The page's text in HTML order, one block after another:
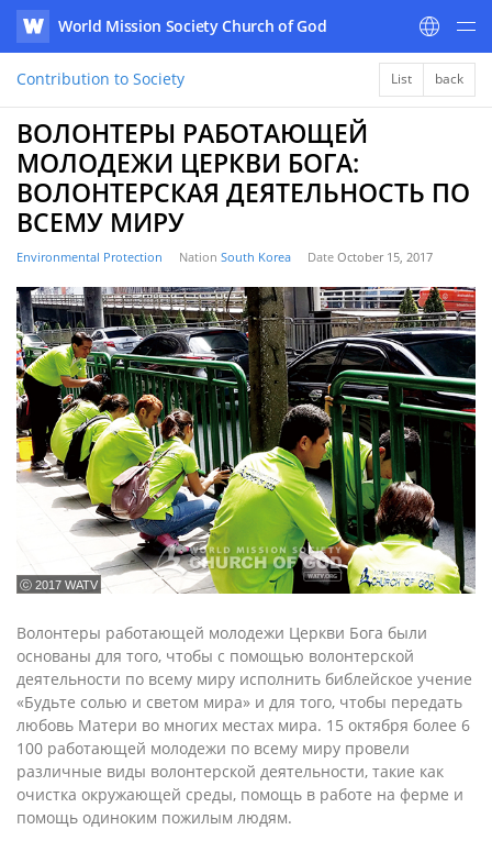
WATV
World Mission Society Church of God
Contribution to Society List back
ВОЛОНТЕРЫ РАБОТАЮЩЕЙ
МОЛОДЕЖИ ЦЕРКВИ БОГА:
ВОЛОНТЕРСКАЯ ДЕЯТЕЛЬНОСТЬ ПО
ВСЕМУ МИРУ
Environmental Protection Nation South Korea Date October 15, 2017
ⓒ 2017 WATV
Волонтеры работающей молодежи Церкви Бога были
основаны для того, чтобы с помощью волонтерской
деятельности по всему миру исполнить библейское учение
«Будьте солью и светом мира» и для того, чтобы передать
любовь Матери во многих местах мира. 15 октября более 6
100 работающей молодежи по всему миру провели
различные виды волонтерской деятельности, такие как
очистка окружающей среды, помощь в работе на ферме и
помощь одиноким пожилым людям.